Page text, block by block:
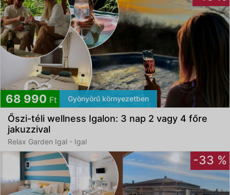
68 990 Ft Gyönyörű környezetben
Őszi-téli wellness Igalon: 3 nap 2 vagy 4 főre
jakuzzival
Relax Garden Igal - Igal
-33 %